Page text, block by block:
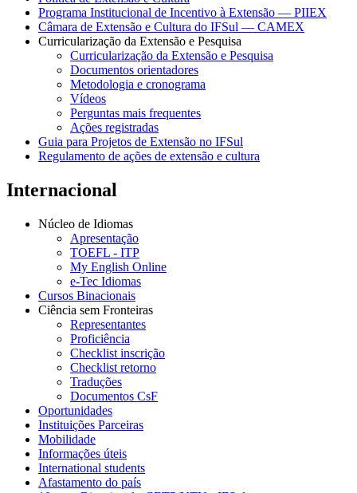
Programa Institucional de Incentivo à Extensão — PIIEX
Câmara de Extensão e Cultura do IFSul — CAMEX
Curricularização da Extensão e Pesquisa
Curricularização da Extensão e Pesquisa
Documentos orientadores
Metodologia e cronograma
Vídeos
Perguntas mais frequentes
Ações registradas
Guia para Projetos de Extensão no IFSul
Regulamento de ações de extensão e cultura
Internacional
Núcleo de Idiomas
Apresentação
TOEFL - ITP
My English Online
e-Tec Idiomas
Cursos Binacionais
Ciência sem Fronteiras
Representantes
Proficiência
Checklist inscrição
Checklist retorno
Traduções
Documentos CsF
Oportunidades
Instituições Parceiras
Mobilidade
Informações úteis
International students
Afastamento do país